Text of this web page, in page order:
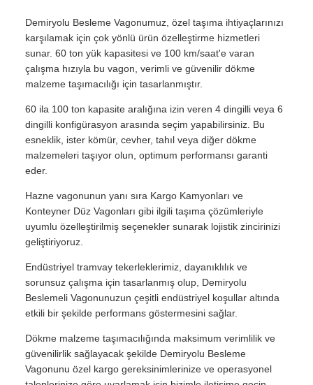
Demiryolu Besleme Vagonumuz, özel taşıma ihtiyaçlarınızı
karşılamak için çok yönlü ürün özelleştirme hizmetleri
sunar. 60 ton yük kapasitesi ve 100 km/saat'e varan
çalışma hızıyla bu vagon, verimli ve güvenilir dökme
malzeme taşımacılığı için tasarlanmıştır.
60 ila 100 ton kapasite aralığına izin veren 4 dingilli veya 6
dingilli konfigürasyon arasında seçim yapabilirsiniz. Bu
esneklik, ister kömür, cevher, tahıl veya diğer dökme
malzemeleri taşıyor olun, optimum performansı garanti
eder.
Hazne vagonunun yanı sıra Kargo Kamyonları ve
Konteyner Düz Vagonları gibi ilgili taşıma çözümleriyle
uyumlu özelleştirilmiş seçenekler sunarak lojistik zincirinizi
geliştiriyoruz.
Endüstriyel tramvay tekerleklerimiz, dayanıklılık ve
sorunsuz çalışma için tasarlanmış olup, Demiryolu
Beslemeli Vagonunuzun çeşitli endüstriyel koşullar altında
etkili bir şekilde performans göstermesini sağlar.
Dökme malzeme taşımacılığında maksimum verimlilik ve
güvenilirlik sağlayacak şekilde Demiryolu Besleme
Vagonunu özel kargo gereksinimlerinize ve operasyonel